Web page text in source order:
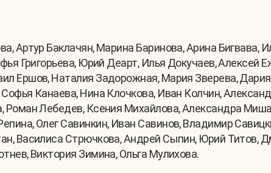
Артур Баклачян, Марина Баринова, Арина Бигвава,
Григорьева, Юрий Деарт, Илья Докучаев, Алексей
Ершов, Наталия Задорожная, Мария Зверева,
Канаева, Нина Клочкова, Иван Колчин,
Роман Лебедев, Ксения Михайлова, Александра
Олег Савинкин, Иван Савинов, Владимир
Василиса Стрючкова, Андрей Сыпин, Юрий Титов,
Виктория Зимина, Ольга Мулихова.